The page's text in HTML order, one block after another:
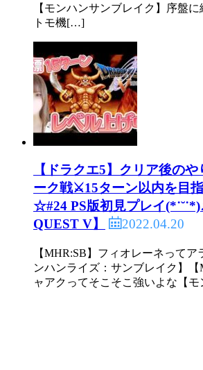
【モンハンサンブレイク】序盤
トモ機[…]
【ドラクエ5】クリア後の
ーク戦⚔️15ターン以内を目
☆#24 PS版初見プレイ
QUEST V】
2022.04.20
【MHR:SB】フィオレーネって
ンハンライズ：サンブレイク】【
ャアクってそこそこ強いよな【